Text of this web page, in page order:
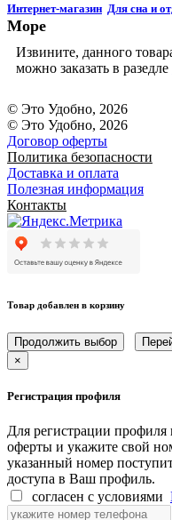
Интернет-магазин Для сна и
Море
Извините, данного
можно заказать в разедле
© Это Удобно, 2026
© Это Удобно, 2026
Договор оферты
Политика безопасности
Доставка и оплата
Полезная информация
Контакты
Товар добавлен в корзину
Продолжить выбор
×
Регистрация профиля
Для регистрации
оферты и укажите свой
указанный номер
доступа в Ваш профиль.
согласен с условиями